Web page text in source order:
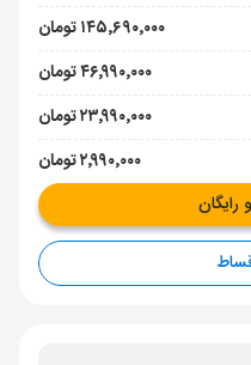
۱۴۵٬۶۹۰٬۰۰۰ تومان
۴۶٬۹۹۰٬۰۰۰ تومان
۲۳٬۹۹۰٬۰۰۰ تومان
۲٬۹۹۰٬۰۰۰ تومان
رایگان